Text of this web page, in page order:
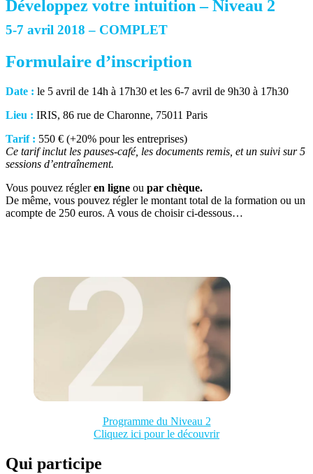
Développez votre intuition – Niveau 2
5-7 avril 2018 – COMPLET
Formulaire d’inscription
Date : le 5 avril de 14h à 17h30 et les 6-7 avril de 9h30 à 17h30
Lieu : IRIS, 86 rue de Charonne, 75011 Paris
Tarif : 550 € (+20% pour les entreprises)
Ce tarif inclut les pauses-café, les documents remis, et un suivi sur 5
sessions d’entraînement.
Vous pouvez régleren ligne ou par chèque.
De même, vous pouvez régler le montant total de la formation ou un
acompte de 250 euros. A vous de choisir ci-dessous…
Programme du Niveau 2
Cliquez ici pour le découvrir
Qui participe